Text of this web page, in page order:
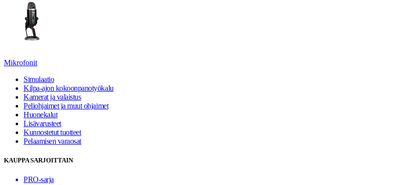
Mikrofonit
Simulaatio
Kilpa-ajon kokoonpanotyökalu
Kamerat ja valaistus
Peliohjaimet ja muut ohjaimet
Huonekalut
Lisävarusteet
Kunnostetut tuotteet
Pelaamisen varaosat
KAUPPA SARJOITTAIN
PRO-sarja